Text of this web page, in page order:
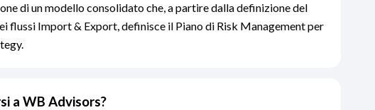
di un modello consolidato che, a partire dalla definizione del
flussi Import & Export, definisce il Piano di Risk Management per
a WB Advisors?